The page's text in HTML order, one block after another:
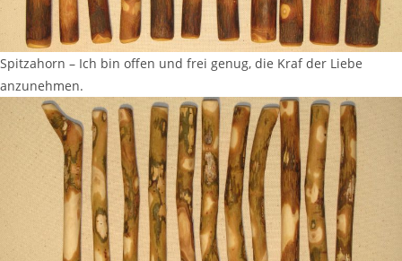
Spitzahorn – Ich bin offen und frei genug, die Kraf der Liebe
anzunehmen.